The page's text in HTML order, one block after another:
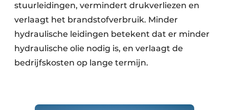
stuurleidingen, vermindert drukverliezen en
verlaagt het brandstofverbruik. Minder
hydraulische leidingen betekent dat er minder
hydraulische olie nodig is, en verlaagt de
bedrijfskosten op lange termijn.